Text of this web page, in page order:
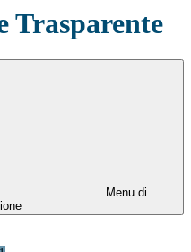
Trasparente
Menu di